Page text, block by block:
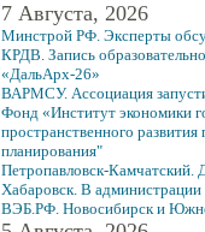
7 Августа, 2026
Минстрой РФ. Эксперты
КРДВ. Запись
«ДальАрх-26»
ВАРМСУ. Ассоциация
Фонд «Институт экономики
пространственного
планирования"
Петропавловск-Камчатский.
Хабаровск. В администрации
ВЭБ.РФ. Новосибирск и